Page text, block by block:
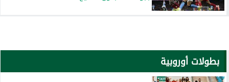
بطولات أوروبية